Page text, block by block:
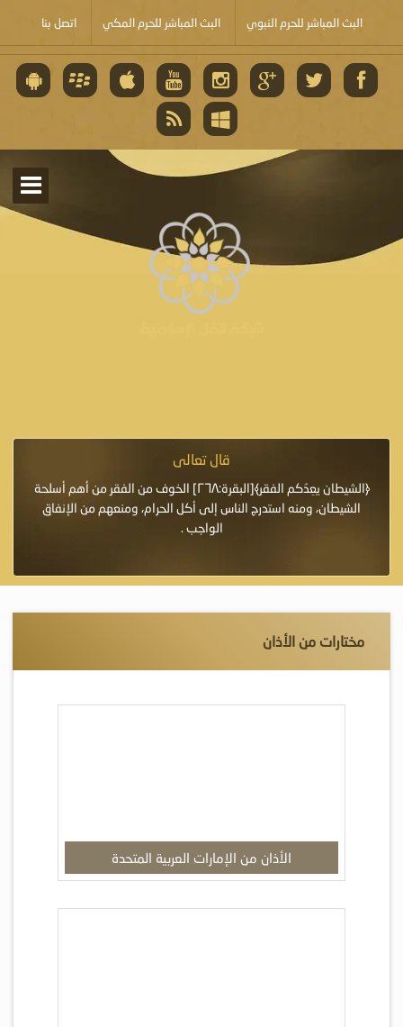
البث المباشر للحرم النبوي البث المباشر للحرم المكي اتصل بنا
قال تعالى
﴿الشيطان يعِدُكم الفقر﴾[البقرة:٢٦٨] الخوف من الفقر من أهم أسلحة
الشيطان، ومنه استدرج الناس إلى أكل الحرام، ومنعهم من الإنفاق
الواجب .
مختارات من الأذان
الأذان من الإمارات العربية المتحدة